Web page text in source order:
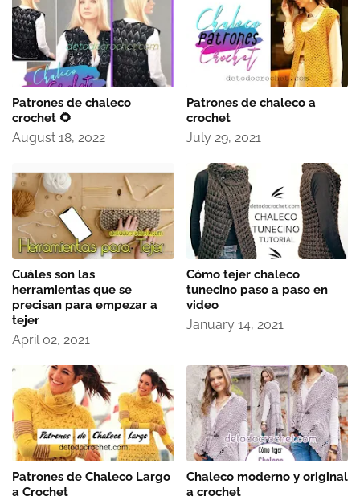
Patrones de chaleco
crochet 🌻
August 18, 2022
Patrones de chaleco a
crochet
July 29, 2021
Cuáles son las
herramientas que se
precisan para empezar a
tejer
April 02, 2021
Cómo tejer chaleco
tunecino paso a paso en
video
January 14, 2021
Patrones de Chaleco Largo
a Crochet
Chaleco moderno y original
a crochet